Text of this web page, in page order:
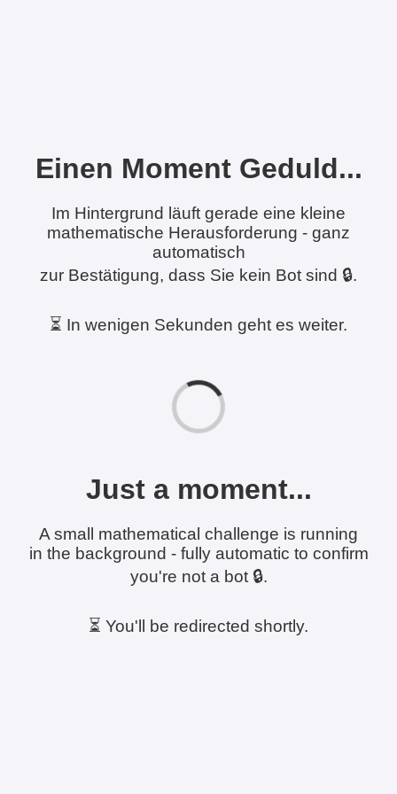
Einen Moment Geduld...
Im Hintergrund läuft gerade eine kleine
mathematische Herausforderung - ganz
automatisch
zur Bestätigung, dass Sie kein Bot sind 🔒.
⏳ In wenigen Sekunden geht es weiter.
Just a moment...
A small mathematical challenge is running
in the background - fully automatic to confirm
you're not a bot 🔒.
⏳ You'll be redirected shortly.